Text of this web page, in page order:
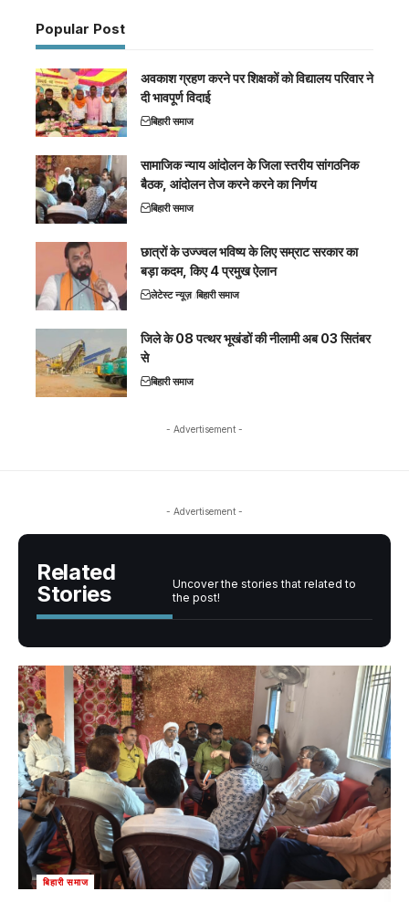
Popular Post
अवकाश ग्रहण करने पर शिक्षकों को विद्यालय परिवार ने
दी भावपूर्ण विदाई
बिहारी समाज
सामाजिक न्याय आंदोलन के जिला स्तरीय सांगठनिक
बैठक, आंदोलन तेज करने करने का निर्णय
बिहारी समाज
छात्रों के उज्ज्वल भविष्य के लिए सम्राट सरकार का
बड़ा कदम, किए 4 प्रमुख ऐलान
लेटेस्ट न्यूज़ बिहारी समाज
जिले के 08 पत्थर भूखंडों की नीलामी अब 03 सितंबर
से
बिहारी समाज
- Advertisement -
- Advertisement -
Related
Stories
Uncover the stories that related to
the post!
बिहारी समाज